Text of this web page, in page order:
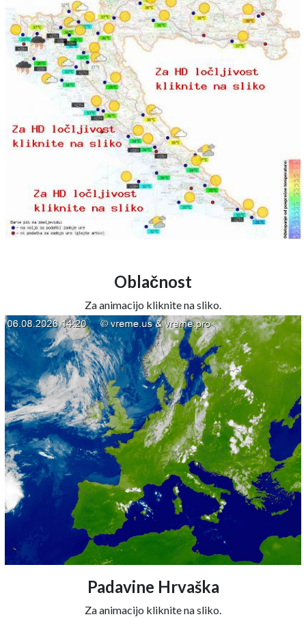
Oblačnost
Za animacijo kliknite na sliko.
Padavine Hrvaška
Za animacijo kliknite na sliko.